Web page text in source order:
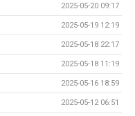
2025-05-20 09:17
2025-05-19 12:19
2025-05-18 22:17
2025-05-18 11:19
2025-05-16 18:59
2025-05-12 06:51